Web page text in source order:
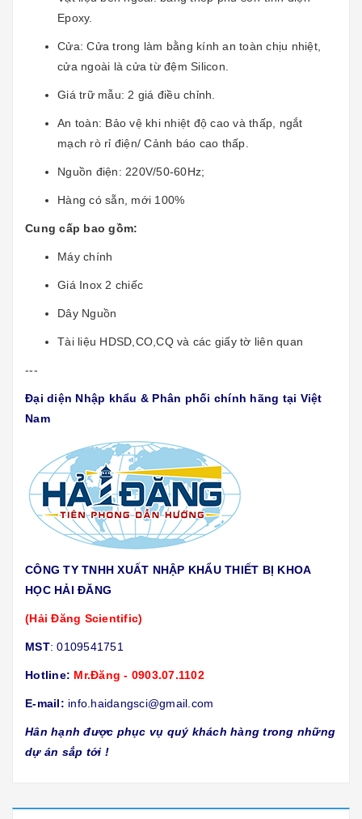
Epoxy.
Cửa: Cửa trong làm bằng kính an toàn chịu nhiệt,
cửa ngoài là cửa từ đệm Silicon.
Giá trữ mẫu: 2 giá điều chỉnh.
An toàn: Bảo vệ khi nhiệt độ cao và thấp, ngắt
mạch rò rỉ điện/ Cảnh báo cao thấp.
Nguồn điện: 220V/50-60Hz;
Hàng có sẵn, mới 100%
Cung cấp bao gồm:
Máy chính
Giá Inox 2 chiếc
Dây Nguồn
Tài liệu HDSD,CO,CQ và các giấy tờ liên quan
---
Đại diện Nhập khẩu & Phân phối chính hãng tại Việt
Nam
CÔNG TY TNHH XUẤT NHẬP KHẨU THIẾT BỊ KHOA
HỌC HẢI ĐĂNG
(Hải Đăng Scientific)
MST: 0109541751
Hotline: Mr.Đăng - 0903.07.1102
E-mail: info.haidangsci@gmail.com
Hân hạnh được phục vụ quý khách hàng trong những
dự án sắp tới !